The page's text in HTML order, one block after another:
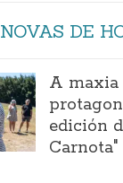
NOVAS DE
A
edición
Carnota"